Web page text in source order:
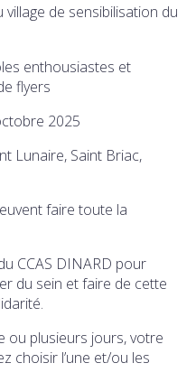
village de sensibilisation du
enthousiastes et
flyers
2025
Lunaire, Saint Briac,
faire toute la
CCAS DINARD pour
du sein et faire de cette
ou plusieurs jours, votre
choisir l’une et/ou les